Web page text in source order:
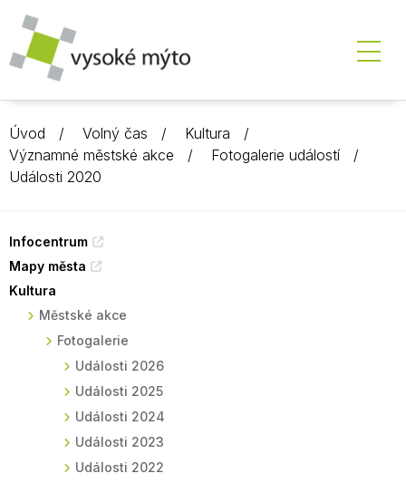
Úvod Volný čas
Kultura
Významné městské akce
Fotogalerie událostí
Události 2020
Infocentrum
Mapy města
Kultura
Městské akce
Fotogalerie
Události 2026
Události 2025
Události 2024
Události 2023
Události 2022